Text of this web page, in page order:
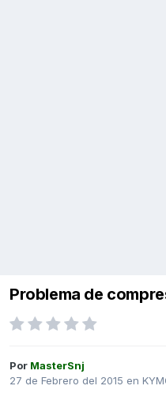
Problema de
Por MasterSnj
27 de Febrero del 2015 en